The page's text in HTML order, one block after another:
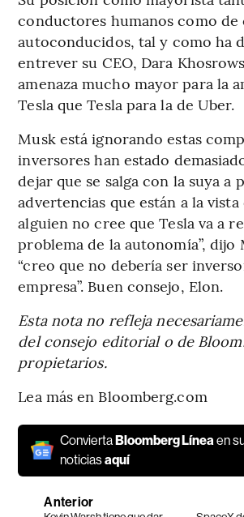
conductores humanos como de
autoconducidos, tal y como ha
entrever su CEO, Dara
amenaza mucho mayor para la
Tesla que Tesla para la de Uber.
Musk está ignorando estas
inversores han estado
dejar que se salga con la suya a
advertencias que están a la vista
alguien no cree que Tesla va a
problema de la autonomía”, dijo
“creo que no debería ser
empresa”. Buen consejo, Elon.
Esta nota no refleja
del consejo editorial o de
propietarios.
Lea más en Bloomberg.com
ConviertaBloomberg Líneaen
noticiasaquí
Anterior